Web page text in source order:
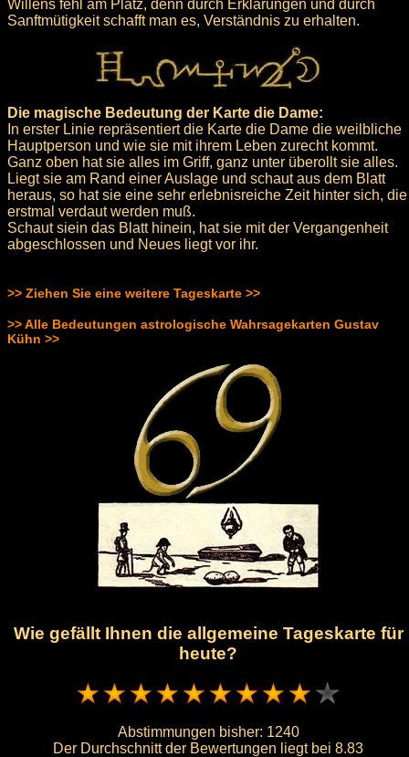
Willens fehl am Platz, denn durch Erklärungen und durch
Sanftmütigkeit schafft man es, Verständnis zu erhalten.
Die magische Bedeutung der Karte die Dame:
In erster Linie repräsentiert die Karte die Dame die weilbliche
Hauptperson und wie sie mit ihrem Leben zurecht kommt.
Ganz oben hat sie alles im Griff, ganz unter überollt sie alles.
Liegt sie am Rand einer Auslage und schaut aus dem Blatt
heraus, so hat sie eine sehr erlebnisreiche Zeit hinter sich, die
erstmal verdaut werden muß.
Schaut siein das Blatt hinein, hat sie mit der Vergangenheit
abgeschlossen und Neues liegt vor ihr.
>> Ziehen Sie eine weitere Tageskarte >>
>> Alle Bedeutungen astrologische Wahrsagekarten Gustav
Kühn >>
Wie gefällt Ihnen die allgemeine Tageskarte für
heute?
Abstimmungen bisher: 1240
Der Durchschnitt der Bewertungen liegt bei 8.83